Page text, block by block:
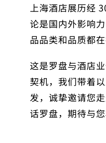
上海酒店展历经
论是国内外影响
品品类和品质都在
这是罗盘与酒店
契机，我们带着
发，诚挚邀请您
话罗盘，期待与您